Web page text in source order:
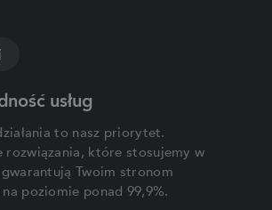
usług
to nasz priorytet.
rozwiązania, które stosujemy w
Twoim stronom
poziomie ponad 99,9%.